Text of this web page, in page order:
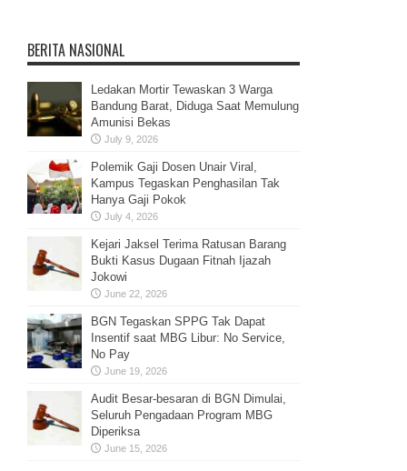
BERITA NASIONAL
Ledakan Mortir Tewaskan 3 Warga
Bandung Barat, Diduga Saat Memulung
Amunisi Bekas
July 9, 2026
Polemik Gaji Dosen Unair Viral,
Kampus Tegaskan Penghasilan Tak
Hanya Gaji Pokok
July 4, 2026
Kejari Jaksel Terima Ratusan Barang
Bukti Kasus Dugaan Fitnah Ijazah
Jokowi
June 22, 2026
BGN Tegaskan SPPG Tak Dapat
Insentif saat MBG Libur: No Service,
No Pay
June 19, 2026
Audit Besar-besaran di BGN Dimulai,
Seluruh Pengadaan Program MBG
Diperiksa
June 15, 2026